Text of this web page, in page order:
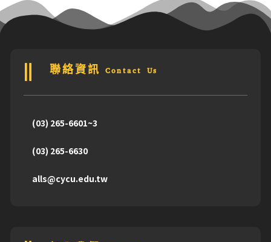
聯絡資訊 Contact Us
(03) 265-6601~3
(03) 265-6630
alls@cycu.edu.tw